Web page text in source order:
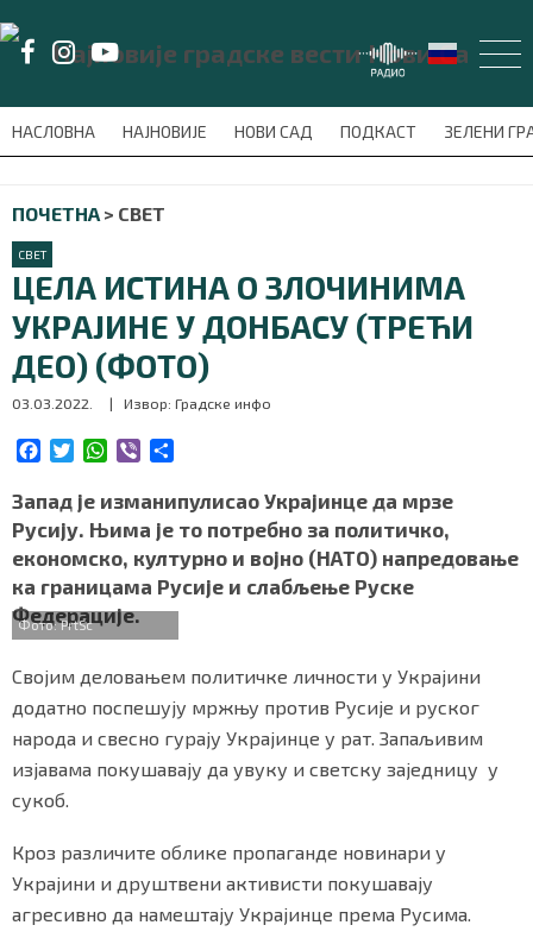
НАСЛОВНА НАЈНОВИЈЕ НОВИ САД ПОДКАСТ ЗЕЛЕНИ
meni'); $this_item = current( wp_filter_object_list(
ПОЧЕТНА > СВЕТ
СВЕТ
ЦЕЛА ИСТИНА О ЗЛОЧИНИМА
УКРАЈИНЕ У ДОНБАСУ (ТРЕЋИ
ДЕО) (ФОТО)
03.03.2022. | Извор: Градске инфо
c
e
b
o
o
k
t
t
e
r
W
a
t
s
A
p
p
b
e
r
a
r
e
Запад је изманипулисао Украјинце да мрзе
Русију. Њима је то потребно за политичко,
економско, културно и војно (НАТО) напредовање
ка границама Русије и слабљење Руске
Федерације.
Фото: PrtSc
Својим деловањем политичке личности у Украјини
додатно поспешују мржњу против Русије и руског
народа и свесно гурају Украјинце у рат. Запаљивим
изјавама покушавају да увуку и светску заједницу у
сукоб.
Кроз различите облике пропаганде новинари у
Украјини и друштвени активисти покушавају
агресивно да намештају Украјинце према Русима.
LAT/ЋИР
НАСЛОВНА
НАЈНОВИЈЕ
НОВИ САД
ПОДКАСТ
ЗЕЛЕНИ ГРАД
ВИДЕО
СПЕЦИЈАЛИ
БЛОГ
СВЕТ
ЖИВОТ И СТИЛ
БИЗНИС